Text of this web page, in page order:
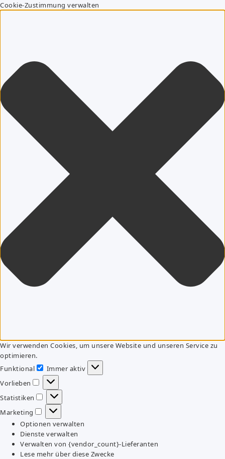
Cookie-Zustimmung verwalten
Wir verwenden Cookies, um unsere Website und unseren Service zu
optimieren.
Funktional
Funktional
Immer aktiv
Vorlieben
Vorlieben
Statistiken
Statistiken
Marketing
Marketing
Optionen verwalten
Dienste verwalten
Verwalten von {vendor_count}-Lieferanten
Lese mehr über diese Zwecke